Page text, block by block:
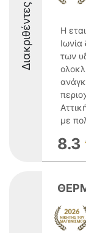
Διακριθέντες
Η
Ιωνία
των
με
8.3